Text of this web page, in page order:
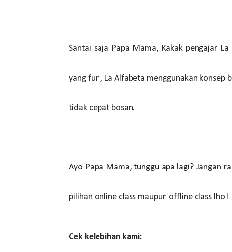
Santai saja Papa Mama, Kakak pengajar
yang fun, La Alfabeta menggunakan konsep
tidak cepat bosan.
Ayo Papa Mama, tunggu apa lagi? Jangan
pilihan online class maupun offline class lho!
Cek kelebihan kami: